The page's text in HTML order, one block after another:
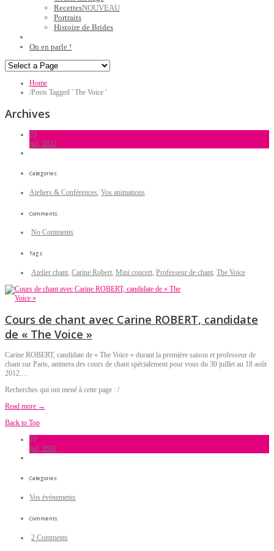
RecettesNOUVEAU
Portraits
Histoire de Brides
On en parle !
Home
/Posts Tagged ' The Voice '
Archives
23
juil, 2012
Categories:
Ateliers & Conférences, Vos animations
Comments:
No Comments
Tags:
Atelier chant, Carine Robert, Mini concert, Professeur de chant, The Voice
Cours de chant avec Carine ROBERT, candidate
de « The Voice »
Carine ROBERT, candidate de « The Voice » durant la première saison et professeur de
chant sur Paris, animera des cours de chant spécialement pour vous du 30 juillet au 18 août
2012.…
Recherches qui ont mené à cette page : /
Read more →
Back to Top
23
juil, 2012
Categories:
Vos évènements
Comments:
2 Comments